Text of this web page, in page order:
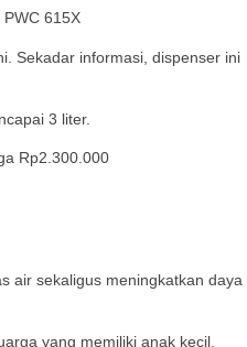
615X
Sekadar informasi, dispenser ini
3 liter.
Rp2.300.000
air sekaligus meningkatkan daya
yang memiliki anak kecil.